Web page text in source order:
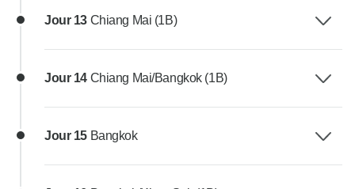
Jour 13 Chiang Mai (1B)
Jour 14 Chiang Mai/Bangkok (1B)
Jour 15 Bangkok